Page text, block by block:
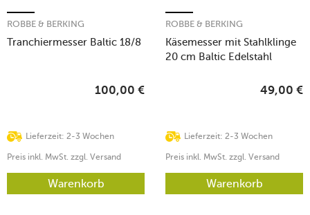
Tranchiermesser Baltic 18/8
ROBBE & BERKING
Lieferzeit: 2-3 Wochen
100,00 €
Preis inkl. MwSt. zzgl. Versand
Warenkorb
Käsemesser mit Stahlklinge
20 cm Baltic Edelstahl
ROBBE & BERKING
Lieferzeit: 2-3 Wochen
49,00 €
Preis inkl. MwSt. zzgl. Versand
Warenkorb